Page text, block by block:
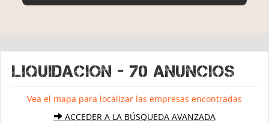
LIQUIDACION - 70 Anuncios
Vea el mapa para localizar las empresas encontradas
ACCEDER A LA BÚSQUEDA AVANZADA